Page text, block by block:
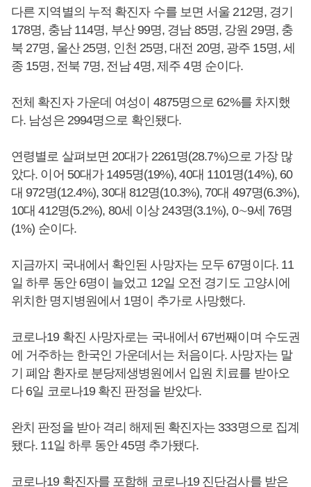
다른 지역별의 누적 확진자 수를 보면 서울 212명, 경기
178명, 충남 114명, 부산 99명, 경남 85명, 강원 29명, 충
북 27명, 울산 25명, 인천 25명, 대전 20명, 광주 15명, 세
종 15명, 전북 7명, 전남 4명, 제주 4명 순이다.
전체 확진자 가운데 여성이 4875명으로 62%를 차지했
다. 남성은 2994명으로 확인됐다.
연령별로 살펴보면 20대가 2261명(28.7%)으로 가장 많
았다. 이어 50대가 1495명(19%), 40대 1101명(14%), 60
대 972명(12.4%), 30대 812명(10.3%), 70대 497명(6.3%),
10대 412명(5.2%), 80세 이상 243명(3.1%), 0∼9세 76명
(1%) 순이다.
지금까지 국내에서 확인된 사망자는 모두 67명이다. 11
일 하루 동안 6명이 늘었고 12일 오전 경기도 고양시에
위치한 명지병원에서 1명이 추가로 사망했다.
코로나19 확진 사망자로는 국내에서 67번째이며 수도권
에 거주하는 한국인 가운데서는 처음이다. 사망자는 말
기 폐암 환자로 분당제생병원에서 입원 치료를 받아오
다 6일 코로나19 확진 판정을 받았다.
완치 판정을 받아 격리 해제된 확진자는 333명으로 집계
됐다. 11일 하루 동안 45명 추가됐다.
코로나19 확진자를 포함해 코로나19 진단검사를 받은